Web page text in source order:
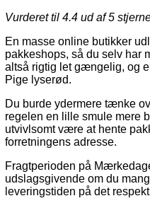
Vurderet til 4.4 ud af 5
En masse online butikker
pakkeshops, så du selv har
altså rigtig let gængelig, og
Pige lyserød.
Du burde ydermere tænke
regelen en lille smule mere
utvivlsomt være at hente
forretningens adresse.
Fragtperioden på
udslagsgivende om du
leveringstiden på det